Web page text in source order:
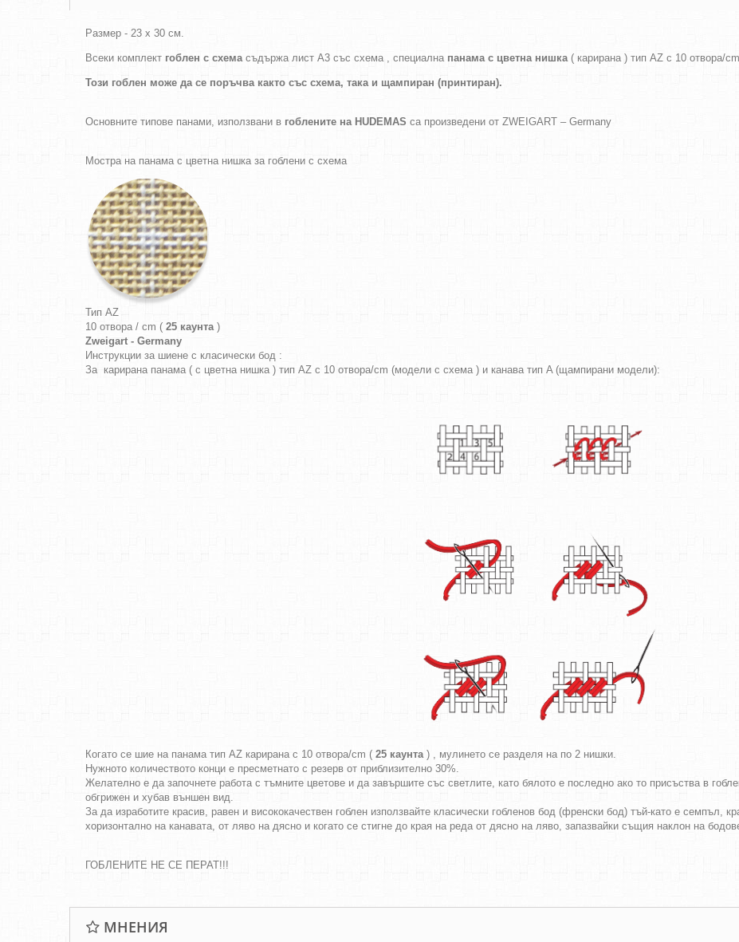
Размер - 23 х 30 см.
Всеки комплект гоблен с схемасъдържа лист А3 със схема , специална панама с цветна нишка( карирана ) тип AZ с 10 отвора/
Този гоблен може да се поръчва както със схема, така и щампиран (принтиран).
Основните типове панами, използвани в гоблените на HUDEMAS са произведени от ZWEIGART – Germany
Мостра на панама с цветна нишка за гоблени с схема
Тип AZ
10 отвора / cm ( 25 каунта)
Zweigart - Germany
Инструкции за шиене с класически бод :
За карирана панама ( с цветна нишка ) тип AZ с 10 отвора/cm (модели с схема ) и канава тип A (щампирани модели):
Когато се шие на панама тип AZ карирана с 10 отвора/cm ( 25 каунта) , мулинето се разделя на по 2 нишки.
Нужното количеството конци е пресметнато с резерв от приблизително 30%.
Желателно е да започнете работа с тъмните цветове и да завършите със светлите, като бялото е последно ако то присъства в
обгрижен и хубав външен вид.
За да изработите красив, равен и висококачествен гоблен използвайте класически гобленов бод (френски бод) тъй-като е семпъл,
хоризонтално на канавата, от ляво на дясно и когато се стигне до края на реда от дясно на ляво, запазвайки същия наклон на
ГОБЛЕНИТЕ НЕ СЕ ПЕРАТ!!!
МНЕНИЯ